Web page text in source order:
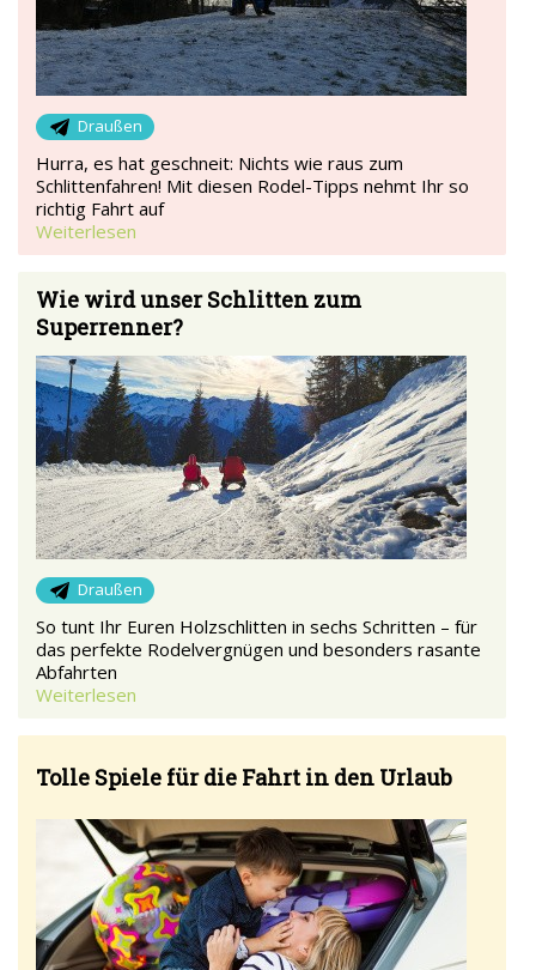
Draußen
Hurra, es hat geschneit: Nichts wie raus zum
Schlittenfahren! Mit diesen Rodel-Tipps nehmt Ihr so
richtig Fahrt auf
Weiterlesen
Wie wird unser Schlitten zum
Superrenner?
Draußen
So tunt Ihr Euren Holzschlitten in sechs Schritten – für
das perfekte Rodelvergnügen und besonders rasante
Abfahrten
Weiterlesen
Tolle Spiele für die Fahrt in den Urlaub